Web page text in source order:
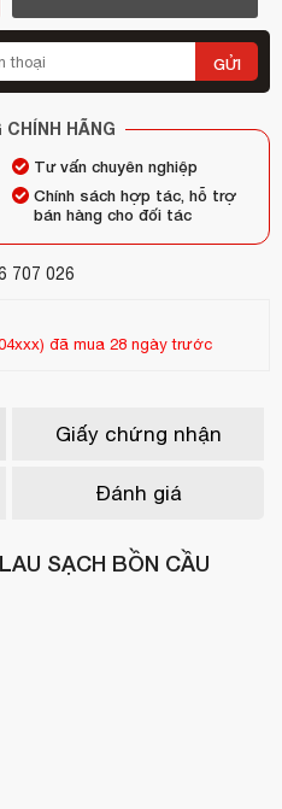
GỬI
CHÍNH HÃNG
Tư vấn chuyên nghiệp
Chính sách hợp tác, hỗ trợ
bán hàng cho đối tác
707 026đã mua 4 ngày trước
Giấy chứng nhận
Đánh giá
SẠCH BỒN CẦU